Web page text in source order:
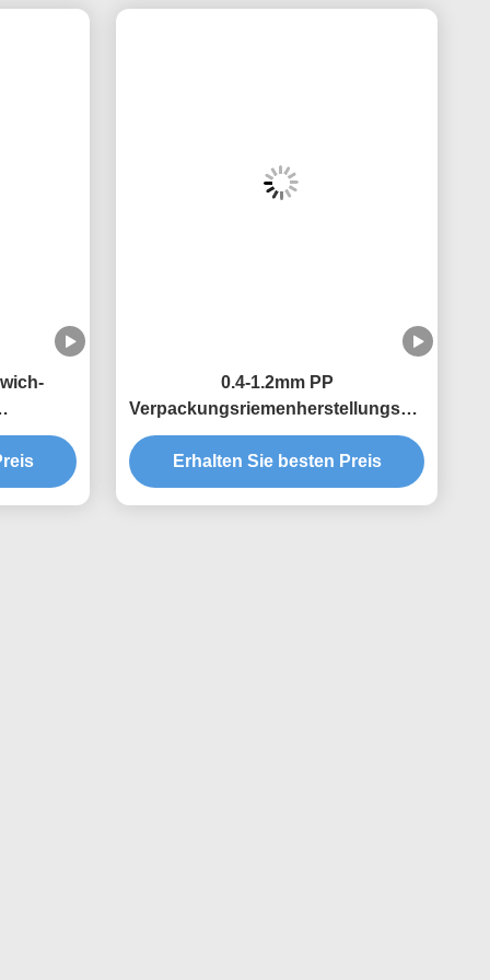
0.4-1.2mm PP
Verpackungsriemenherstellungsmaschine
Doppelschraub-
Extrusionsproduktionslinie
Erhalten Sie besten Preis